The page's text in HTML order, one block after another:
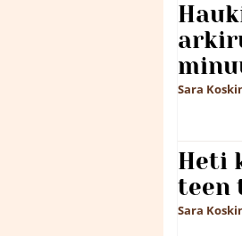
Sara
Heti
teen
Sara